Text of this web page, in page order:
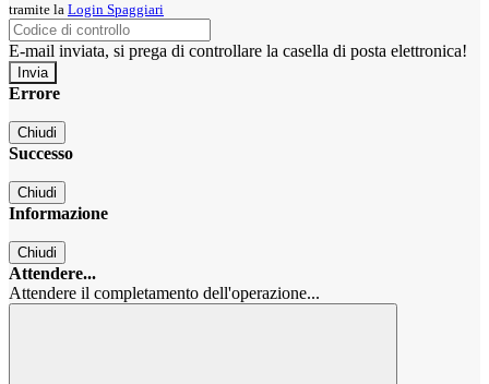
tramite la Login Spaggiari
E-mail inviata, si prega di controllare la casella di posta elettronica!
Errore
Chiudi
Successo
Chiudi
Informazione
Chiudi
Attendere...
Attendere il completamento dell'operazione...